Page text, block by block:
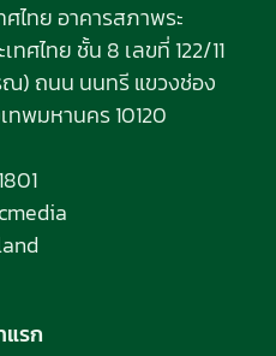
ไทย อาคารสภาพระ
ศไทย ชั้น 8 เลขที่ 122/11
ณ) ถนน นนทรี แขวงช่อง
ทพมหานคร 10120
แรก